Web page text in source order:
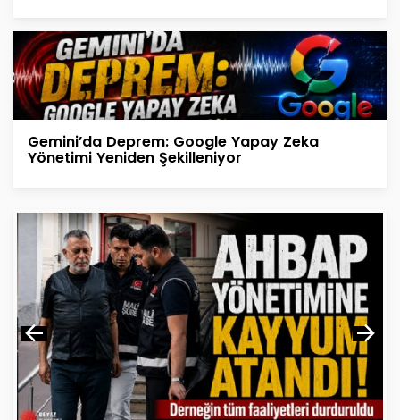
Gemini’da Deprem: Google Yapay Zeka
Yönetimi Yeniden Şekilleniyor